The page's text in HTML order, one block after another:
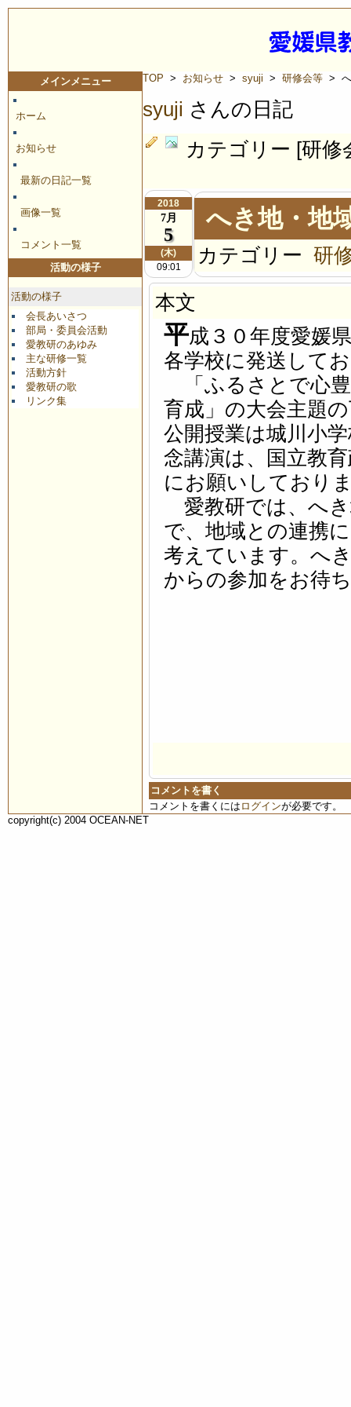
メインメニュー
ホーム
お知らせ
最新の日記一覧
画像一覧
コメント一覧
活動の様子
活動の様子
会長あいさつ
部局・委員会活動
愛教研のあゆみ
主な研修一覧
活動方針
愛教研の歌
リンク集
TOP > お知らせ > syuji > 研修会等 > へ
syuji さんの日記
カテゴリー [研
2018
7月
5
(木)
09:01
へき地・地
カテゴリー 研
本文
平成３０年度愛媛
各学校に発送して
「ふるさとで心
育成」の大会主題
公開授業は城川小
念講演は、国立教
にお願いしており
愛教研では、へ
で、地域との連携
考えています。へ
からの参加をお待
コメントを書く
コメントを書くには ログインが必要です。
copyright(c) 2004 OCEAN-NET